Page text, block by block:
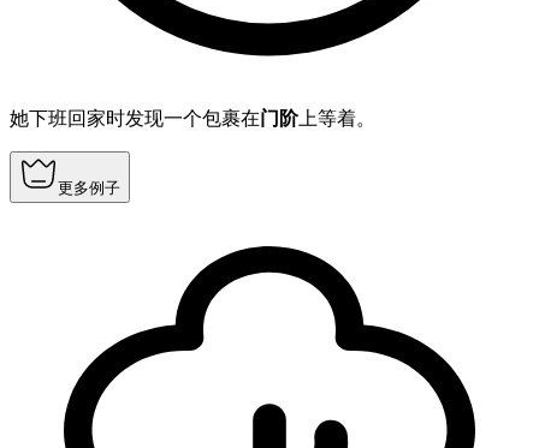
她下班回家时发现一个包裹在门阶 上等着。
更多例子